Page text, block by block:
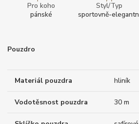
Pro koho
pánské
Styl/Typ
sportovně-
Pouzdro
Materiál pouzdra hliník
Vodotěsnost pouzdra 30 m